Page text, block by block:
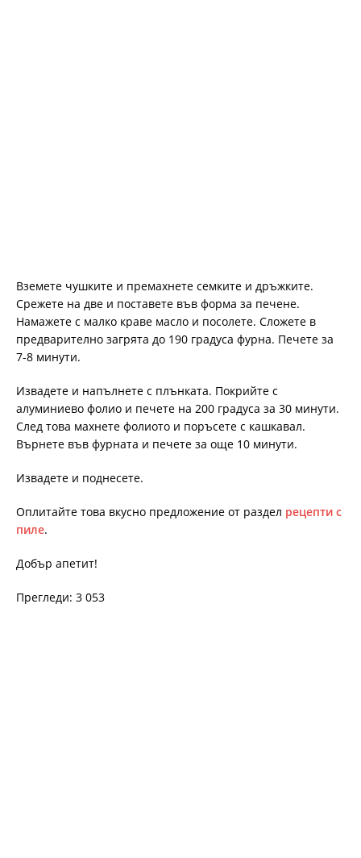
Вземете чушките и премахнете семките и дръжките.
Срежете на две и поставете във форма за печене.
Намажете с малко краве масло и посолете. Сложете в
предварително загрята до 190 градуса фурна. Печете за
7-8 минути.
Извадете и напълнете с плънката. Покрийте с
алуминиево фолио и печете на 200 градуса за 30 минути.
След това махнете фолиото и поръсете с кашкавал.
Върнете във фурната и печете за още 10 минути.
Извадете и поднесете.
Оплитайте това вкусно предложение от раздел рецепти с
пиле.
Добър апетит!
Прегледи: 3 053